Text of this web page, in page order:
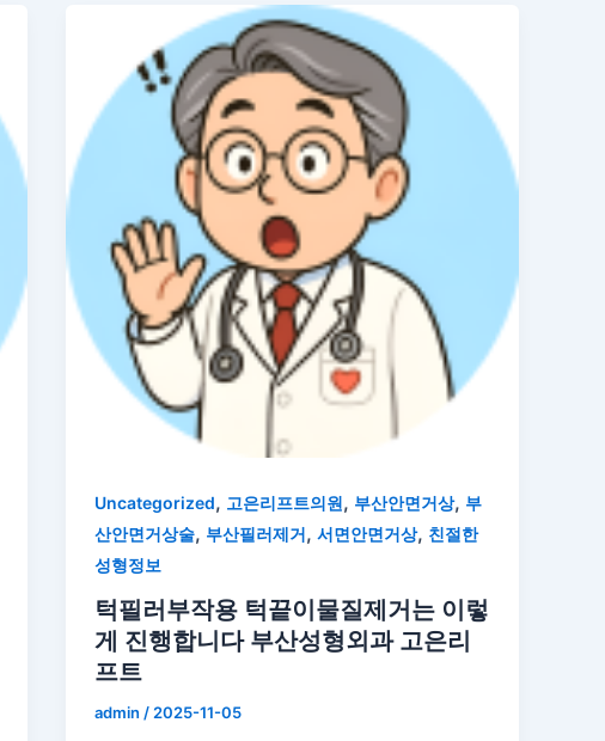
Uncategorized, 고은리프트의원, 부산안면거상, 부
산안면거상술, 부산필러제거,서면안면거상, 친절한
성형정보
턱필러부작용 턱끝이물질제거는 이렇
게 진행합니다 부산성형외과 고은리
프트
admin/2025-11-05